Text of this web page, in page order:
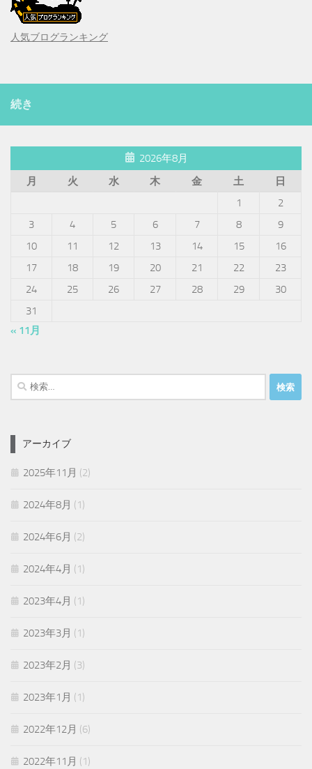
人気ブログランキング
続き
2026年8月
月
火 水 木 金 土
日
1
2
3
4 5 6 7 8
9
10
11 12 13 14 15
16
17
18 19 20 21 22
23
24
25 26 27 28 29
30
31
« 11月
検
索:
アーカイブ
2025年11月 (2)
2024年8月 (1)
2024年6月 (2)
2024年4月 (1)
2023年4月 (1)
2023年3月 (1)
2023年2月 (3)
2023年1月 (1)
2022年12月 (6)
2022年11月 (1)